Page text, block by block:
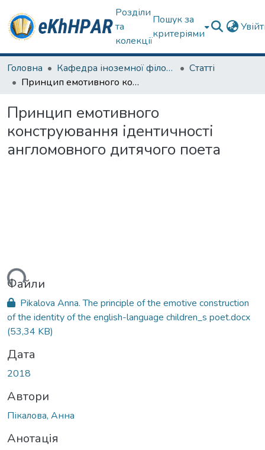
Розділи
та
колекції
Пошук за
критеріями
Головна Кафедра іноземної філології
Статті
Принцип емотивного конструювання ідентичності англомовного дитячого поета
Принцип емотивного
конструювання ідентичності
англомовного дитячого поета
Файли
Pikalova Anna. The principle of the emotive construction
of the identity of the english-language children_s poet.docx
(53,34 KB)
Дата
2018
Автори
Пікалова, Анна
Анотація